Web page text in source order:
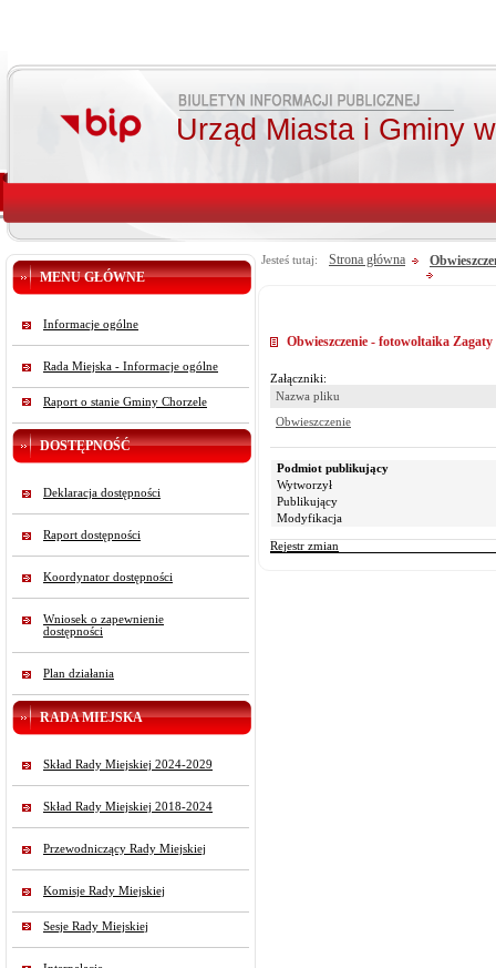
Urząd Miasta i Gminy
MENU GŁÓWNE
Informacje ogólne
Rada Miejska - Informacje ogólne
Raport o stanie Gminy Chorzele
DOSTĘPNOŚĆ
Deklaracja dostępności
Raport dostępności
Koordynator dostępności
Wniosek o zapewnienie
dostępności
Plan działania
RADA MIEJSKA
Skład Rady Miejskiej 2024-2029
Skład Rady Miejskiej 2018-2024
Przewodniczący Rady Miejskiej
Komisje Rady Miejskiej
Sesje Rady Miejskiej
Jesteś tutaj: Strona główna
Obwieszczenie - fotowoltaika Zagaty
Załączniki:
Nazwa pliku
Obwieszczenie
Podmiot publikujący
Wytworzył
Publikujący
Modyfikacja
Rejestr zmian